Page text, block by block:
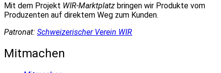
Mit dem Projekt WIR-Marktplatz bringen wir Produkte vom
Produzenten auf direktem Weg zum Kunden.
Patronat: Schweizerischer Verein WIR
Mitmachen